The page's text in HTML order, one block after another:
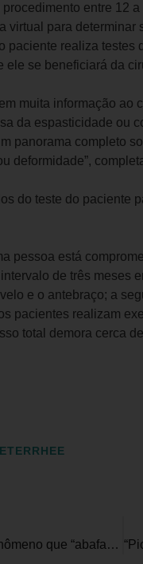
entre 12
virtual para
paciente realiza testes
ele se beneficiará da
muita informação ao
da espasticidade ou
panorama completo
deformidade”,
do teste do paciente
pessoa está
de três meses
e o antebraço; a
pacientes realizam
total demora cerca
Entenda a autofonia, o fenômeno que “abafa” nosso ouvido nas viagens de avião